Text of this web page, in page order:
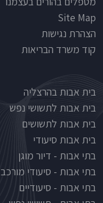
Site Map
הצהרת נגישות
קוד משרד הבריאות
Nursinghouse type
בית אבות בהרצליה
בית אבות לתשושי נפש
בית אבות לתשושים
בית אבות סיעודי
בתי אבות - דיור מוגן
בתי אבות - סיעודי מורכב
בתי אבות - סיעודיים